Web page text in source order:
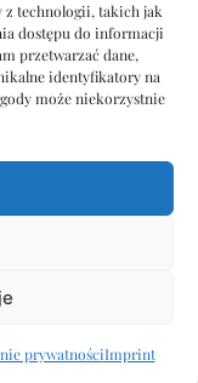
z technologii, takich jak
dostępu do informacji
przetwarzać dane,
identyfikatory na
może niekorzystnie
prywatnościImprint